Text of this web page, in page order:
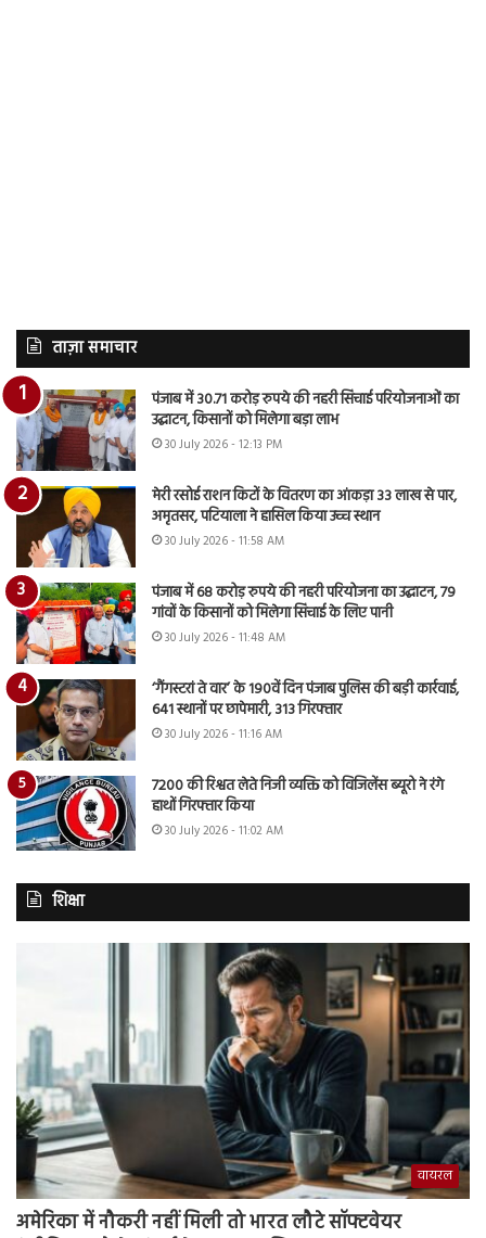
ताज़ा समाचार
पंजाब में 30.71 करोड़ रुपये की नहरी सिंचाई परियोजनाओं का
उद्घाटन, किसानों को मिलेगा बड़ा लाभ
30 July 2026 - 12:13 PM
मेरी रसोई राशन किटों के वितरण का आंकड़ा 33 लाख से पार,
अमृतसर, पटियाला ने हासिल किया उच्च स्थान
30 July 2026 - 11:58 AM
पंजाब में 68 करोड़ रुपये की नहरी परियोजना का उद्घाटन, 79
गांवों के किसानों को मिलेगा सिंचाई के लिए पानी
30 July 2026 - 11:48 AM
‘गैंगस्टरां ते वार’ के 190वें दिन पंजाब पुलिस की बड़ी कार्रवाई,
641 स्थानों पर छापेमारी, 313 गिरफ्तार
30 July 2026 - 11:16 AM
7200 की रिश्वत लेते निजी व्यक्ति को विजिलेंस ब्यूरो ने रंगे
हाथों गिरफ्तार किया
30 July 2026 - 11:02 AM
शिक्षा
वायरल
अमेरिका में नौकरी नहीं मिली तो भारत लौटे सॉफ्टवेयर